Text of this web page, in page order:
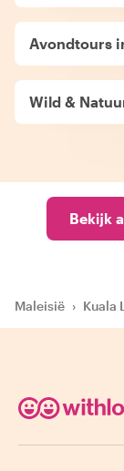
Avondtours
Wild &
Bekijk
Maleisië › Kuala